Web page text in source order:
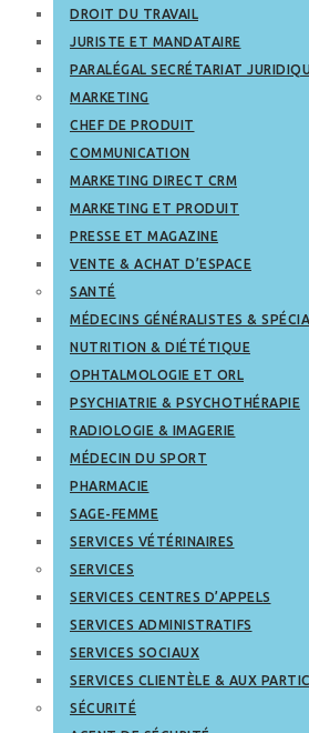
DROIT DU TRAVAIL
JURISTE ET MANDATAIRE
PARALÉGAL SECRÉTARIAT
MARKETING
CHEF DE PRODUIT
COMMUNICATION
MARKETING DIRECT CRM
MARKETING ET PRODUIT
PRESSE ET MAGAZINE
VENTE & ACHAT D’ESPACE
SANTÉ
MÉDECINS GÉNÉRALISTES &
NUTRITION & DIÉTÉTIQUE
OPHTALMOLOGIE ET ORL
PSYCHIATRIE & PSYCHOTHÉRAPIE
RADIOLOGIE & IMAGERIE
MÉDECIN DU SPORT
PHARMACIE
SAGE-FEMME
SERVICES VÉTÉRINAIRES
SERVICES
SERVICES CENTRES D’APPELS
SERVICES ADMINISTRATIFS
SERVICES SOCIAUX
SERVICES CLIENTÈLE & AUX
SÉCURITÉ